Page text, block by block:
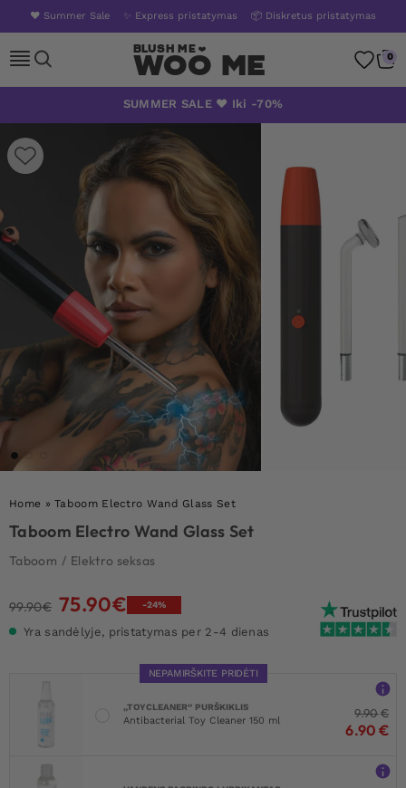
content
❤️ Summer Sale ✨ Express pristatymas 📦 Diskretus pristatymas
Woo Me 0
SUMMER SALE ❤️ Iki -70%
Home »Taboom Electro Wand Glass Set
Taboom Electro Wand Glass Set
Taboom / Elektro seksas
99.90€ Original
was:
75.90€Current
75.90€.
-24%
Yra sandėlyje, pristatymas per 2-4 dienas
NEPAMIRŠKITE PRIDĖTI
„TOYCLEANER“ PURŠKIKLIS
Antibacterial Toy Cleaner 150 ml
9.90€
6.90 €